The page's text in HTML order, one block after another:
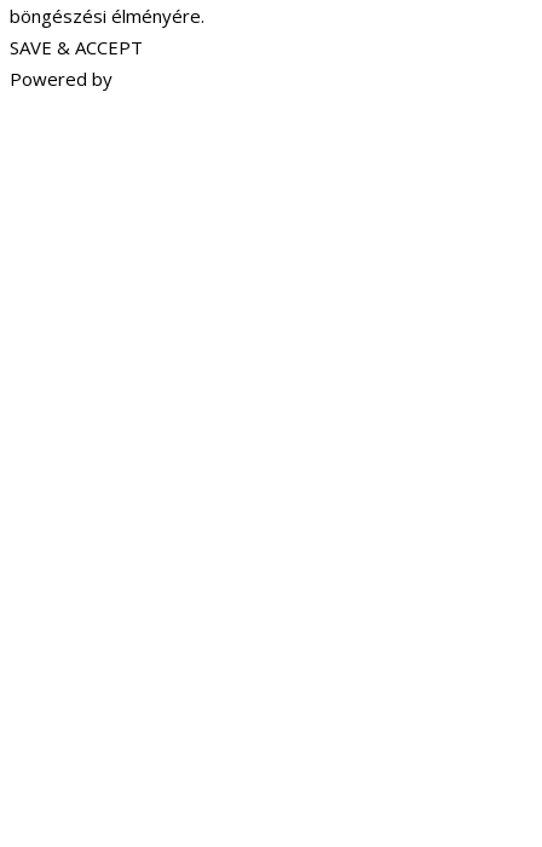
böngészési élményére.
SAVE & ACCEPT
Powered by